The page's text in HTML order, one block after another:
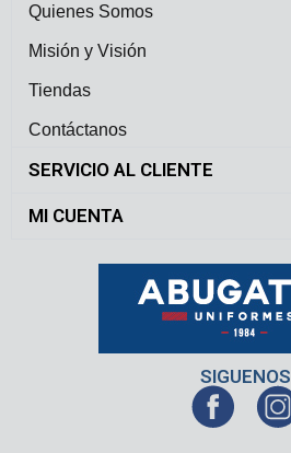
Quienes Somos
Misión y Visión
Tiendas
Contáctanos
SERVICIO AL CLIENTE
MI CUENTA
SIGUENOS